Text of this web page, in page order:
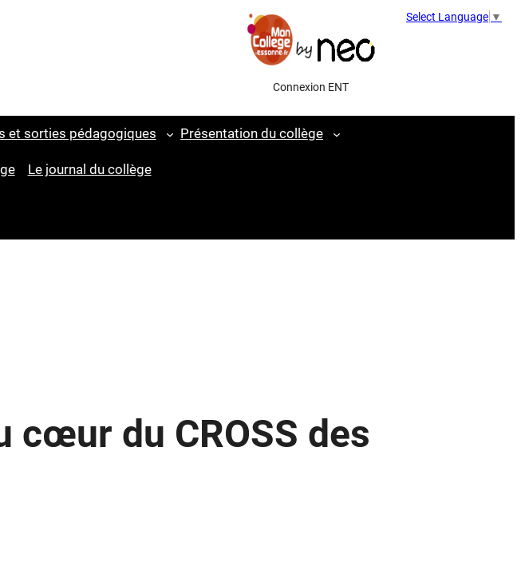
Connexion ENT
Select Language ▼
et sorties pédagogiques Présentation du collège
Le journal du collège
cœur du CROSS des